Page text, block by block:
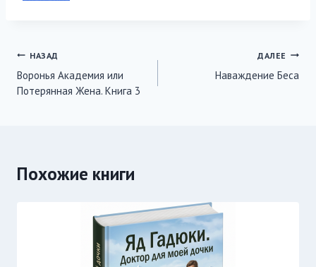
Навигация
по
записям
НАЗАД
Воронья Академия или
Потерянная Жена. Книга 3
ДАЛЕЕ
Наваждение Беса
Похожие книги